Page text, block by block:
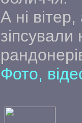
А ні
Фото,